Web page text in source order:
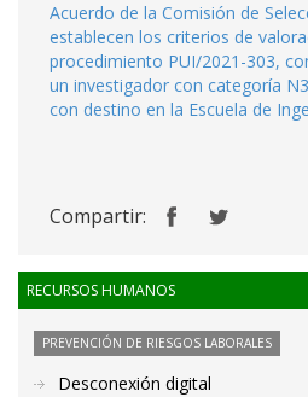
Acuerdo de la Comisión de
establecen los criterios de
procedimiento PUI/2021-303,
un investigador con categoría
con destino en la Escuela de
Compartir:
RECURSOS HUMANOS
PREVENCIÓN DE RIESGOS LABORALES
Desconexión digital